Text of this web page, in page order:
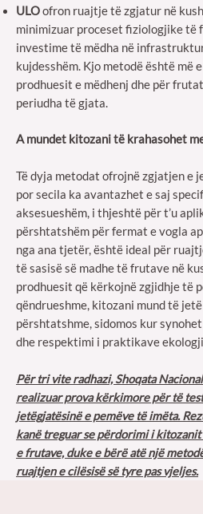
ULOofron ruajtje të zgjatur në
minimizuar proceset fiziologjike të
investime të mëdha në
kujdesshëm. Kjo metodë është më
prodhuesit e mëdhenj dhe për
periudha të gjata.
A mundet kitozani të krahasohet
Të dyja metodat ofrojnë zgjatjen e
por secila ka avantazhet e saj
aksesueshëm, i thjeshtë për t’u
përshtatshëm për fermat e vogla
nga ana tjetër, është ideal për
të sasisë së madhe të frutave në
prodhuesit që kërkojnë zgjidhje të
qëndrueshme, kitozani mund të
përshtatshme, sidomos kur
dhe respektimi i praktikave
Për tri vite radhazi, Shoqata
realizuar prova kërkimore për të
jetëgjatësinë e pemëve të imëta.
kanë treguar se përdorimi i
e frutave, duke e bërë atë një
ruajtjen e cilësisë së tyre pas vjeljes.